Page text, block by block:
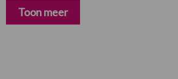
Toon meer